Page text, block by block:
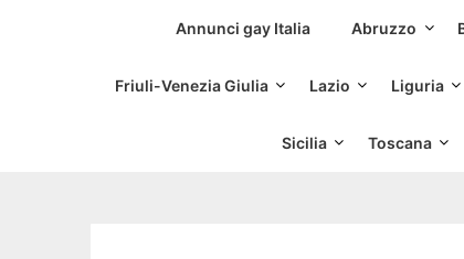
Siti Incontri
Annunci gay Italia Abruzzo
Friuli-Venezia Giulia Lazio Liguria
Sicilia Toscana